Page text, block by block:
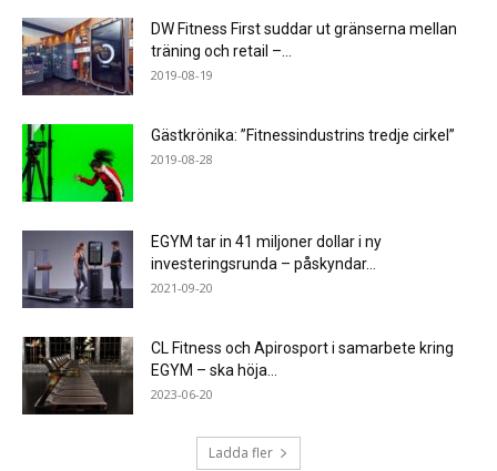
DW Fitness First suddar ut gränserna mellan
träning och retail –...
2019-08-19
Gästkrönika: ”Fitnessindustrins tredje cirkel”
2019-08-28
EGYM tar in 41 miljoner dollar i ny
investeringsrunda – påskyndar...
2021-09-20
CL Fitness och Apirosport i samarbete kring
EGYM – ska höja...
2023-06-20
Ladda fler